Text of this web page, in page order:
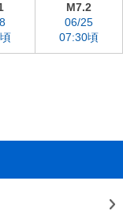
M7.2
06/25
07:30頃